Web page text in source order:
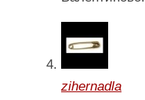
zihernadla